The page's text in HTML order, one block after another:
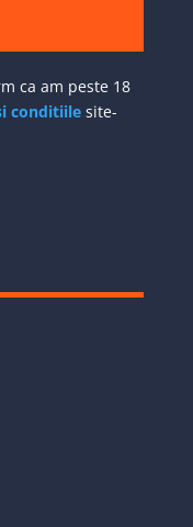
ca am peste 18
conditiilesite-